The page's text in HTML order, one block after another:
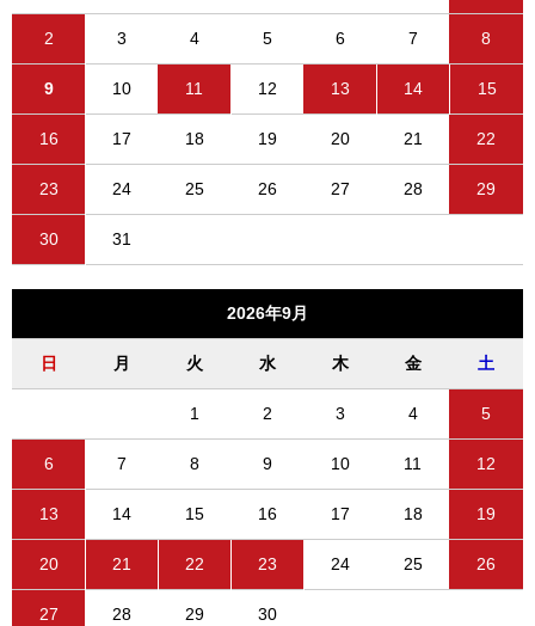
2 3 4 5 6 7 8
9 10 11 12 13 14 15
16 17 18 19 20 21 22
23 24 25 26 27 28 29
30 31
2026年9月
日 月 火 水 木 金 土
1 2 3 4 5
6 7 8 9 10 11 12
13 14 15 16 17 18 19
20 21 22 23 24 25 26
27 28 29 30